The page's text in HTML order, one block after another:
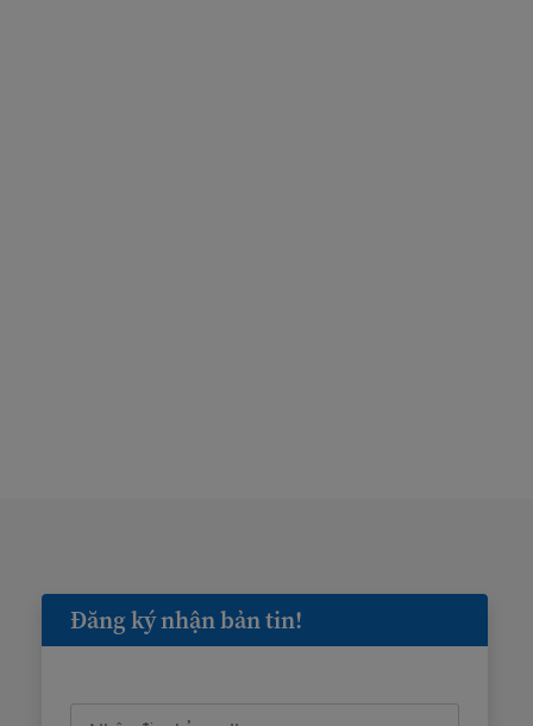
Đăng ký nhận bản tin!